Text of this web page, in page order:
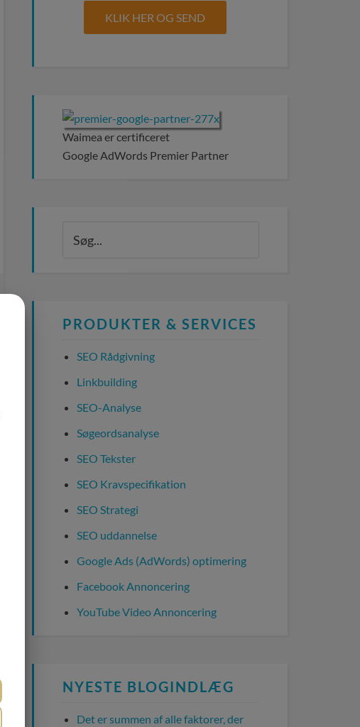
Waimea er certificeret
Google AdWords Premier Partner
PRODUKTER & SERVICES
SEO Rådgivning
Linkbuilding
SEO-Analyse
Søgeordsanalyse
SEO Tekster
SEO Kravspecifikation
SEO Strategi
SEO uddannelse
Google Ads (AdWords) optimering
Facebook Annoncering
YouTube Video Annoncering
NYESTE BLOGINDLÆG
Det er summen af alle faktorer, der